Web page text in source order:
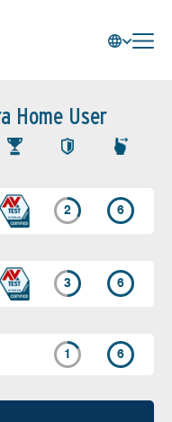
Home User
2 6
3 6
1 6